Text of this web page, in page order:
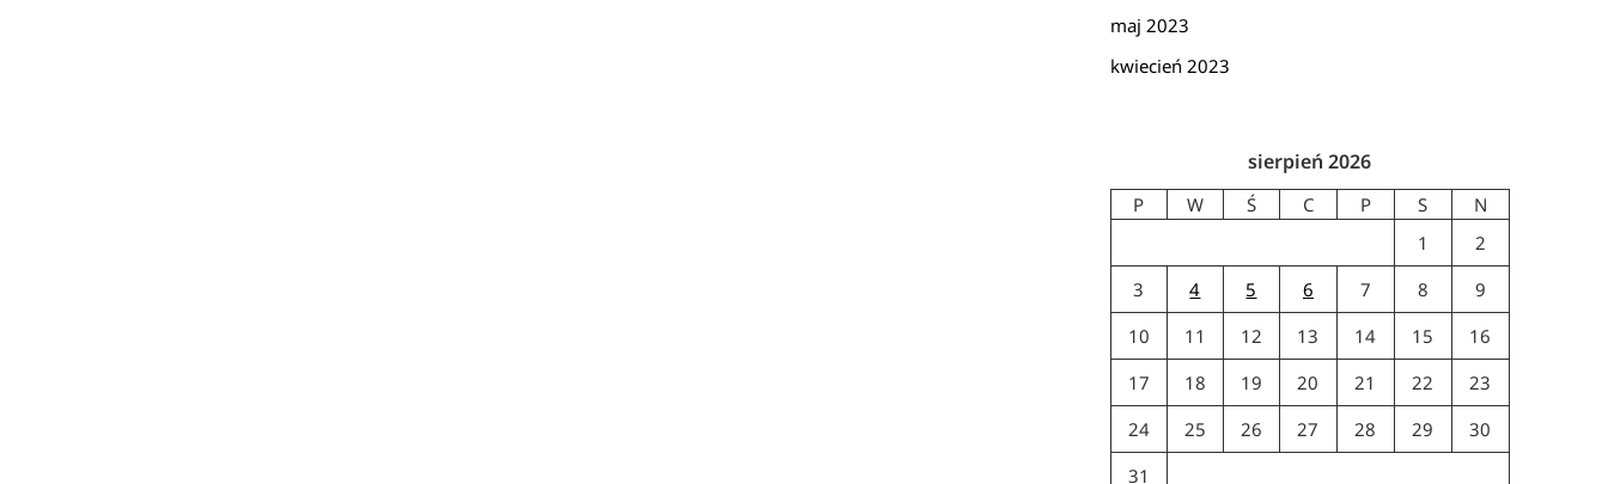
maj 2023
kwiecień 2023
sierpień 2026
P W Ś C P S
N
1
2
3
4 5 6 7 8
9
10
11 12 13 14 15
16
17
18 19 20 21 22
23
24
25 26 27 28 29
30
31